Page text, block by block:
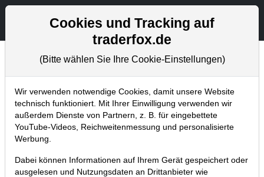
Aktien- und Artikelsuche
Chartanalysen
Home Blog Chartanalysen
Chartanalyse Walt Disney: Auf
zur Traumhochzeit!
05.01.2018 um 11:25 Uhr | P. Uhlschmied
Cookies und Tracking auf
traderfox.de
(Bitte wählen Sie Ihre Cookie-Einstellungen)
Wir verwenden notwendige Cookies, damit unsere Website
technisch funktioniert. Mit Ihrer Einwilligung verwenden wir
außerdem Dienste von Partnern, z. B. für eingebettete
YouTube-Videos, Reichweitenmessung und personalisierte
Werbung.
Dabei können Informationen auf Ihrem Gerät gespeichert oder
ausgelesen und Nutzungsdaten an Drittanbieter wie